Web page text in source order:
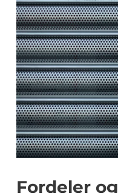
Fordeler og